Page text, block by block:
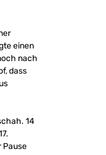
einen
nach
dass
14
Pause